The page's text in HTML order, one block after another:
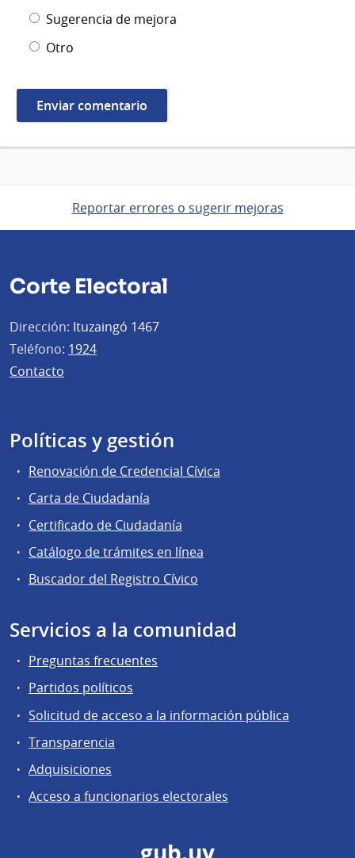
Sugerencia de mejora
Otro
Reportar errores o sugerir mejoras
Corte Electoral
Dirección: Ituzaingó 1467
Teléfono: 1924
Contacto
Políticas y gestión
Renovación de Credencial Cívica
Carta de Ciudadanía
Certificado de Ciudadanía
Catálogo de trámites en línea
Buscador del Registro Cívico
Servicios a la comunidad
Preguntas frecuentes
Partidos políticos
Solicitud de acceso a la información pública
Transparencia
Adquisiciones
Acceso a funcionarios electorales